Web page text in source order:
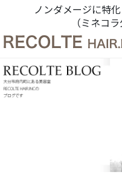
ノンダメージに特
（ミネコ